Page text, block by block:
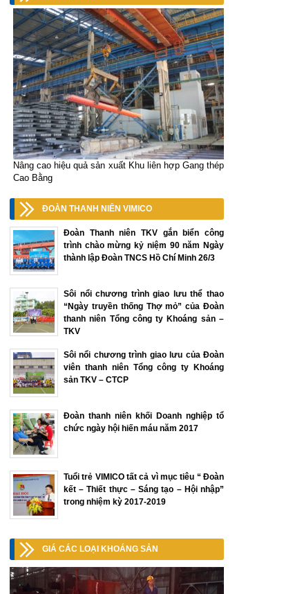
Nâng cao hiệu quả sản xuất Khu liên hợp Gang thép
Cao Bằng
ĐOÀN THANH NIÊN VIMICO
Đoàn Thanh niên TKV gắn biển công
trình chào mừng kỷ niệm 90 năm Ngày
thành lập Đoàn TNCS Hồ Chí Minh 26/3
Sôi nổi chương trình giao lưu thể thao
“Ngày truyền thống Thợ mỏ” của Đoàn
thanh niên Tổng công ty Khoáng sản –
TKV
Sôi nổi chương trình giao lưu của Đoàn
viên thanh niên Tổng công ty Khoáng
sản TKV – CTCP
Đoàn thanh niên khối Doanh nghiệp tổ
chức ngày hội hiến máu năm 2017
Tuổi trẻ VIMICO tất cả vì mục tiêu “ Đoàn
kết – Thiết thực – Sáng tạo – Hội nhập”
trong nhiệm kỳ 2017-2019
GIÁ CÁC LOẠI KHOÁNG SẢN